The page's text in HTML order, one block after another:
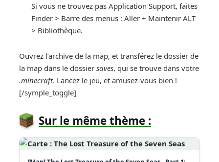
Si vous ne trouvez pas Application Support, faites
Finder > Barre des menus : Aller + Maintenir ALT
> Bibliothèque.
Ouvrez l’archive de la map, et transférez le dossier de
la map dans le dossier saves, qui se trouve dans votre
.minecraft. Lancez le jeu, et amusez-vous bien !
[/symple_toggle]
Sur le même thème :